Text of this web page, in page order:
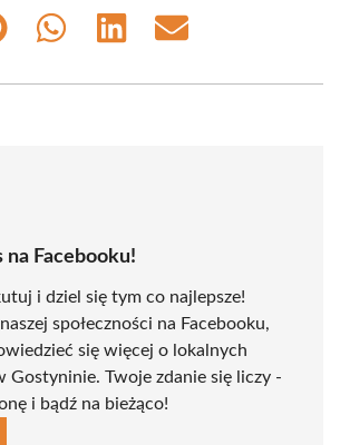
Share
Share
Share
na Facebooku!
i dziel się tym co najlepsze!
społeczności na Facebooku,
się więcej o lokalnych
Gostyninie. Twoje zdanie się liczy -
i bądź na bieżąco!